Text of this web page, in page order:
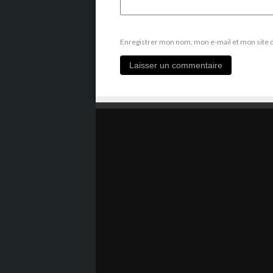
Enregistrer mon nom, mon e-mail et mon site